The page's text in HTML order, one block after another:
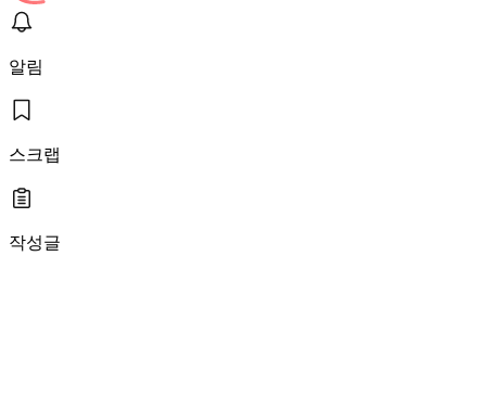
알림
스크랩
작성글